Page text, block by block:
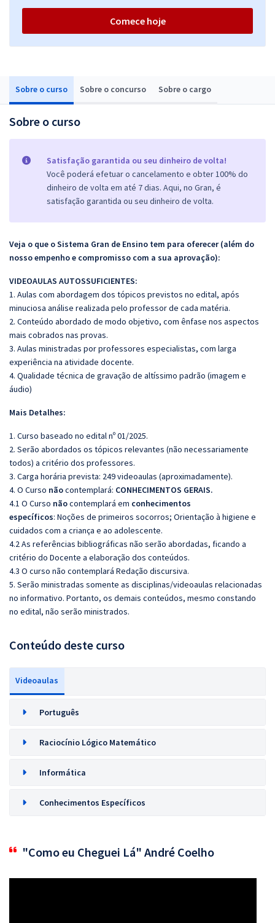
Sobre o curso Sobre o concurso Sobre o cargo
Sobre o curso
Satisfação garantida ou seu dinheiro de volta!
Você poderá efetuar o cancelamento e obter 100% do
dinheiro de volta em até 7 dias. Aqui, no Gran, é
satisfação garantida ou seu dinheiro de volta.
Veja o que o Sistema Gran de Ensino tem para oferecer (além do
nosso empenho e compromisso com a sua aprovação):
VIDEOAULAS AUTOSSUFICIENTES:
1. Aulas com abordagem dos tópicos previstos no edital, após
minuciosa análise realizada pelo professor de cada matéria.
2. Conteúdo abordado de modo objetivo, com ênfase nos aspectos
mais cobrados nas provas.
3. Aulas ministradas por professores especialistas, com larga
experiência na atividade docente.
4. Qualidade técnica de gravação de altíssimo padrão (imagem e
áudio)
Mais Detalhes:
1. Curso baseado no edital nº 01/2025.
2. Serão abordados os tópicos relevantes (não necessariamente
todos) a critério dos professores.
3. Carga horária prevista: 249 videoaulas (aproximadamente).
4. O Curso nãocontemplará: CONHECIMENTOS GERAIS.
4.1 O Curso nãocontemplará em conhecimentos
específicos: Noções de primeiros socorros; Orientação à higiene e
cuidados com a criança e ao adolescente.
4.2 As referências bibliográficas não serão abordadas, ficando a
critério do Docente a elaboração dos conteúdos.
4.3 O curso não contemplará Redação discursiva.
5. Serão ministradas somente as disciplinas/videoaulas relacionadas
no informativo. Portanto, os demais conteúdos, mesmo constando
no edital, não serão ministrados.
Conteúdo deste curso
Videoaulas
Português
Raciocínio Lógico Matemático
Informática
Conhecimentos Específicos
"Como eu Cheguei Lá" André Coelho
Comece hoje